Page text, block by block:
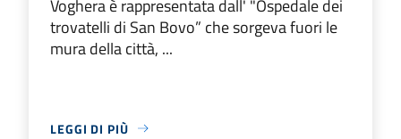
Voghera è rappresentata dall' "Ospedale dei
trovatelli di San Bovo” che sorgeva fuori le
mura della città, ...
LEGGI DI PIÙ